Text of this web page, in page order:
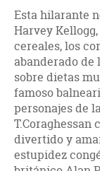
Esta hilarante
Harvey
cereales, los
abanderado
sobre dietas
famoso
personajes de
divertido y
estupidez